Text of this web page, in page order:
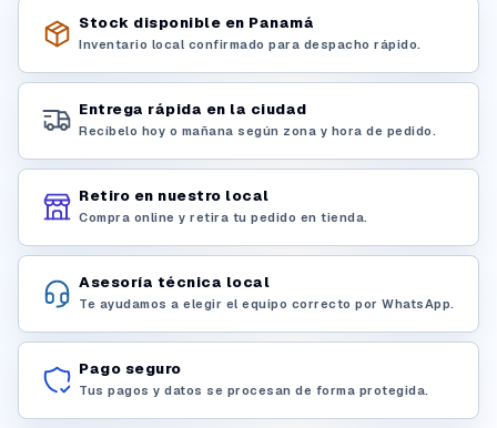
Stock disponible en Panamá
Inventario local confirmado para despacho rápido.
Entrega rápida en la ciudad
Recíbelo hoy o mañana según zona y hora de pedido.
Retiro en nuestro local
Compra online y retira tu pedido en tienda.
Asesoría técnica local
Te ayudamos a elegir el equipo correcto por WhatsApp.
Pago seguro
Tus pagos y datos se procesan de forma protegida.